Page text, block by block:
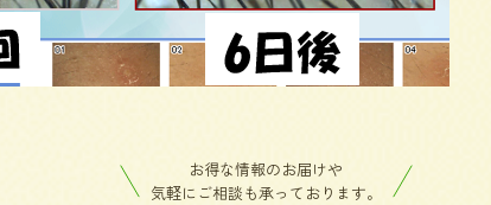
お得な情報のお届けや
気軽にご相談も承っております。